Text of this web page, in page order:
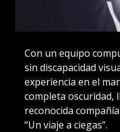
Con un equipo
sin discapacidad
experiencia en el
completa oscuridad,
reconocida
“Un viaje a ciegas”.